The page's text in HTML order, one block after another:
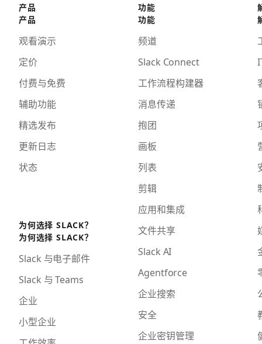
产品
产品
观看演示
定价
付费与免费
辅助功能
精选发布
更新日志
状态
为何选择 SLACK？
为何选择 SLACK？
Slack 与电子邮件
Slack 与 Teams
企业
小型企业
功能
功能
频道
Slack Connect
工作流程构建器
消息传递
抱团
画板
列表
剪辑
应用和集成
文件共享
Slack AI
Agentforce
企业搜索
安全
企业密钥管理